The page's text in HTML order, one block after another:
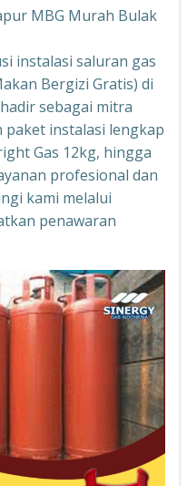
MBG Murah Bulak
instalasi saluran gas
Bergizi Gratis) di
sebagai mitra
paket instalasi lengkap
Gas 12kg, hingga
profesional dan
kami melalui
penawaran